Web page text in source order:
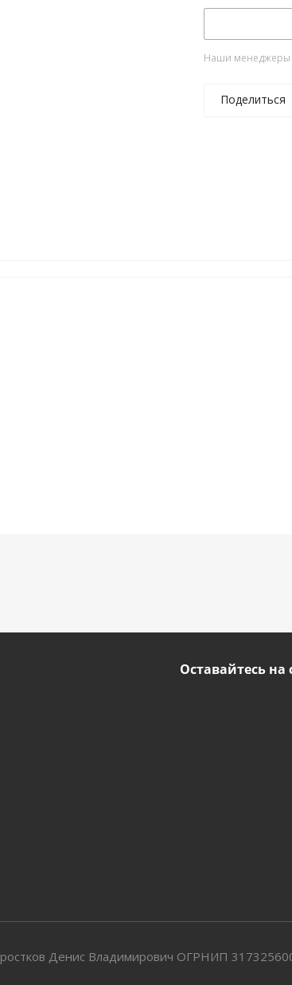
Наши менеджеры
Поделиться
Оставайтесь на
Денис Владимирович ОГРНИП